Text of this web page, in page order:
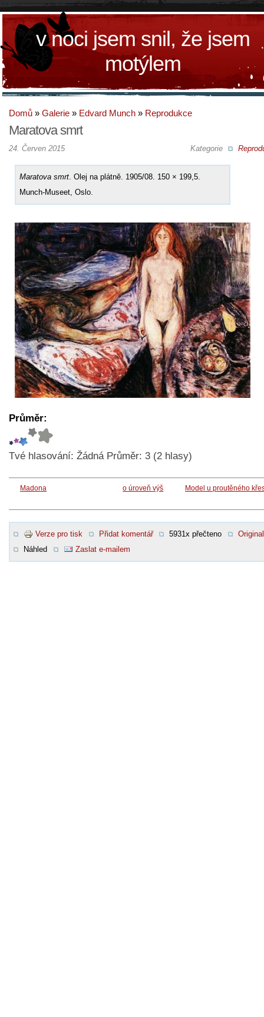
v noci jsem snil, že jsem
motýlem
Domů » Galerie » Edvard Munch » Reprodukce
Maratova smrt
Kategorie
24. Červen 2015
Maratova smrt . Olej na plátně. 1905/08. 150 × 199,5.
Munch-Museet, Oslo.
Průměr:
Tvé hlasování: Žádná Průměr: 3 (2 hlasy)
Madona o úroveň výš Model u proutěného
Verze pro tisk Přidat komentář 5931x přečteno
Original
Náhled
Zaslat e-mailem